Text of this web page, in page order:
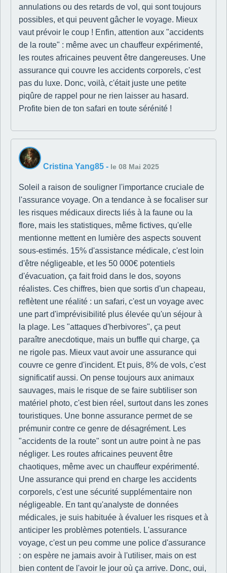
annulations ou des retards de vol, qui sont toujours
possibles, et qui peuvent gâcher le voyage. Mieux
vaut prévoir le coup ! Enfin, attention aux "accidents
de la route" : même avec un chauffeur expérimenté,
les routes africaines peuvent être dangereuses. Une
assurance qui couvre les accidents corporels, c'est
pas du luxe. Donc, voilà, c'était juste une petite
piqûre de rappel pour ne rien laisser au hasard.
Profite bien de ton safari en toute sérénité !
Cristina Yang85 - le 08 Mai 2025
Soleil a raison de souligner l'importance cruciale de
l'assurance voyage. On a tendance à se focaliser sur
les risques médicaux directs liés à la faune ou la
flore, mais les statistiques, même fictives, qu'elle
mentionne mettent en lumière des aspects souvent
sous-estimés. 15% d'assistance médicale, c'est loin
d'être négligeable, et les 50 000€ potentiels
d'évacuation, ça fait froid dans le dos, soyons
réalistes. Ces chiffres, bien que sortis d'un chapeau,
reflètent une réalité : un safari, c'est un voyage avec
une part d'imprévisibilité plus élevée qu'un séjour à
la plage. Les "attaques d'herbivores", ça peut
paraître anecdotique, mais un buffle qui charge, ça
ne rigole pas. Mieux vaut avoir une assurance qui
couvre ce genre d'incident. Et puis, 8% de vols, c'est
significatif aussi. On pense toujours aux animaux
sauvages, mais le risque de se faire subtiliser son
matériel photo, c'est bien réel, surtout dans les zones
touristiques. Une bonne assurance permet de se
prémunir contre ce genre de désagrément. Les
"accidents de la route" sont un autre point à ne pas
négliger. Les routes africaines peuvent être
chaotiques, même avec un chauffeur expérimenté.
Une assurance qui prend en charge les accidents
corporels, c'est une sécurité supplémentaire non
négligeable. En tant qu'analyste de données
médicales, je suis habituée à évaluer les risques et à
anticiper les problèmes potentiels. L'assurance
voyage, c'est un peu comme une police d'assurance
: on espère ne jamais avoir à l'utiliser, mais on est
bien content de l'avoir le jour où ça arrive. Donc, oui,